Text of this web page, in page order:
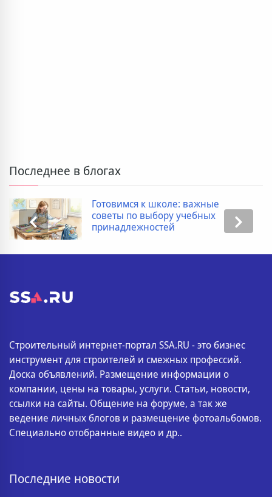
Последнее в блогах
Готовимся к школе: важные
советы по выбору учебных
принадлежностей
Строительный интернет-портал SSA.RU - это бизнес
инструмент для строителей и смежных профессий.
Доска объявлений. Размещение информации о
компании, цены на товары, услуги. Статьи, новости,
ссылки на сайты. Общение на форуме, а так же
ведение личных блогов и размещение фотоальбомов.
Специально отобранные видео и др..
Последние новости